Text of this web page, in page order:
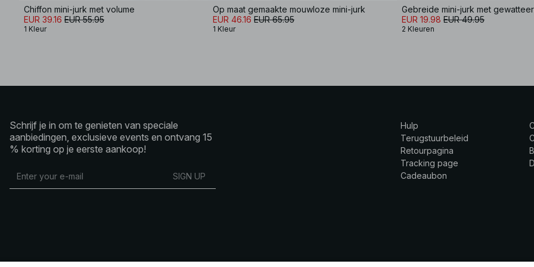
Chiffon mini-jurk met volume
EUR 39.16 EUR 55.95
1 Kleur
Op maat gemaakte mouwloze mini-jurk
EUR 46.16 EUR 65.95
1 Kleur
EUR 19.98 EUR 49.95
2 Kleuren
Schrijf je in om te genieten van speciale
aanbiedingen, exclusieve events en ontvang 15
% korting op je eerste aankoop!
SIGN UP
Hulp
Terugstuurbeleid
Retourpagina
Tracking page
Cadeaubon